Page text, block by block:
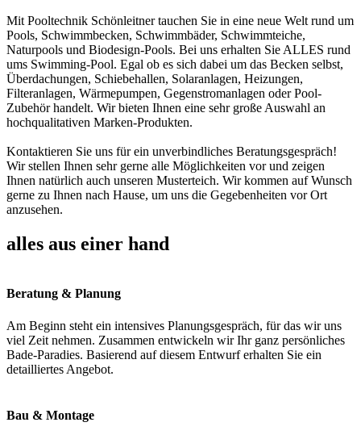
Mit Pooltechnik Schönleitner tauchen Sie in eine neue Welt rund um
Pools, Schwimmbecken, Schwimmbäder, Schwimmteiche,
Naturpools und Biodesign-Pools. Bei uns erhalten Sie ALLES rund
ums Swimming-Pool. Egal ob es sich dabei um das Becken selbst,
Überdachungen, Schiebehallen, Solaranlagen, Heizungen,
Filteranlagen, Wärmepumpen, Gegenstromanlagen oder Pool-
Zubehör handelt. Wir bieten Ihnen eine sehr große Auswahl an
hochqualitativen Marken-Produkten.
Kontaktieren Sie uns für ein unverbindliches Beratungsgespräch!
Wir stellen Ihnen sehr gerne alle Möglichkeiten vor und zeigen
Ihnen natürlich auch unseren Musterteich. Wir kommen auf Wunsch
gerne zu Ihnen nach Hause, um uns die Gegebenheiten vor Ort
anzusehen.
alles aus einer hand
Beratung & Planung
Am Beginn steht ein intensives Planungsgespräch, für das wir uns
viel Zeit nehmen. Zusammen entwickeln wir Ihr ganz persönliches
Bade-Paradies. Basierend auf diesem Entwurf erhalten Sie ein
detailliertes Angebot.
Bau & Montage